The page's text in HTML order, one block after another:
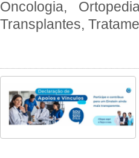
Oncologia,
Transplantes,